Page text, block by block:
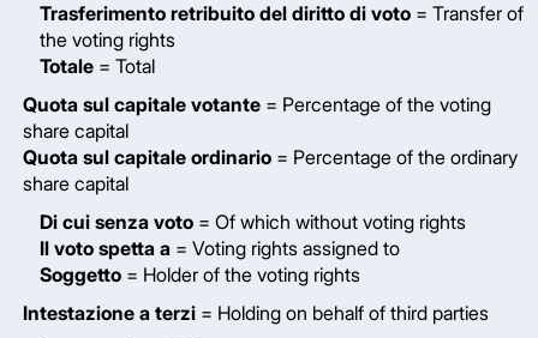
Trasferimento retribuito del diritto di voto = Transfer of
the voting rights
Totale = Total
Quota sul capitale votante = Percentage of the voting
share capital
Quota sul capitale ordinario = Percentage of the ordinary
share capital
Di cui senza voto = Of which without voting rights
Il voto spetta a = Voting rights assigned to
Soggetto = Holder of the voting rights
Intestazione a terzi = Holding on behalf of third parties